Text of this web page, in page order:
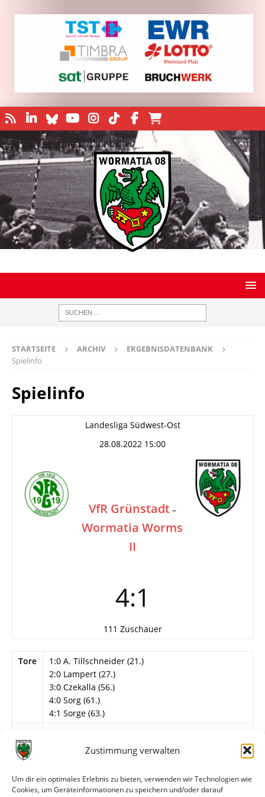
Zustimmung verwalten
Um dir ein optimales Erlebnis zu bieten, verwenden wir Technologien wie
Cookies, um Geräteinformationen zu speichern und/oder darauf
STARTSEITE ARCHIV
ERGEBNISDATENBANK
Spielinfo
Spielinfo
Landesliga Südwest-Ost
28.08.2022 15:00
VfR Grünstadt –
Wormatia Worms
II
4:1
111 Zuschauer
Tore
1:0 A. Tillschneider (21.)
2:0 Lampert (27.)
3:0 Czekalla (56.)
4:0 Sorg (61.)
4:1 Sorge (63.)
Aslan, Sulejmani, Sorge, Vardaxis (46. Öztekin),